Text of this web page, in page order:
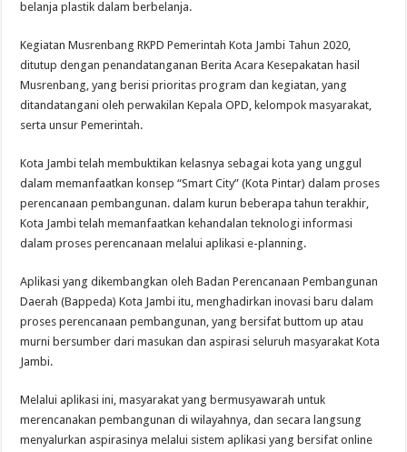
belanja plastik dalam berbelanja.
Kegiatan Musrenbang RKPD Pemerintah Kota Jambi Tahun 2020,
ditutup dengan penandatanganan Berita Acara Kesepakatan hasil
Musrenbang, yang berisi prioritas program dan kegiatan, yang
ditandatangani oleh perwakilan Kepala OPD, kelompok masyarakat,
serta unsur Pemerintah.
Kota Jambi telah membuktikan kelasnya sebagai kota yang unggul
dalam memanfaatkan konsep “Smart City” (Kota Pintar) dalam proses
perencanaan pembangunan. dalam kurun beberapa tahun terakhir,
Kota Jambi telah memanfaatkan kehandalan teknologi informasi
dalam proses perencanaan melalui aplikasi e-planning.
Aplikasi yang dikembangkan oleh Badan Perencanaan Pembangunan
Daerah (Bappeda) Kota Jambi itu, menghadirkan inovasi baru dalam
proses perencanaan pembangunan, yang bersifat buttom up atau
murni bersumber dari masukan dan aspirasi seluruh masyarakat Kota
Jambi.
Melalui aplikasi ini, masyarakat yang bermusyawarah untuk
merencanakan pembangunan di wilayahnya, dan secara langsung
menyalurkan aspirasinya melalui sistem aplikasi yang bersifat online